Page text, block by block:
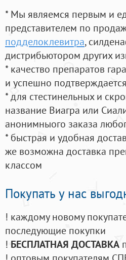
* Мы являемся первым и
представителем по
подделоклевитра,
дистрибьютором других
* качество препаратов
и успешно
* для стестинельных и
название Виагра или
анонимныого заказа
* быстрая и удобная
же возможна доставка
классом
Покупать у нас
! каждому новому
последующие покупки
! БЕСПЛАТНАЯ ДОСТАВКА